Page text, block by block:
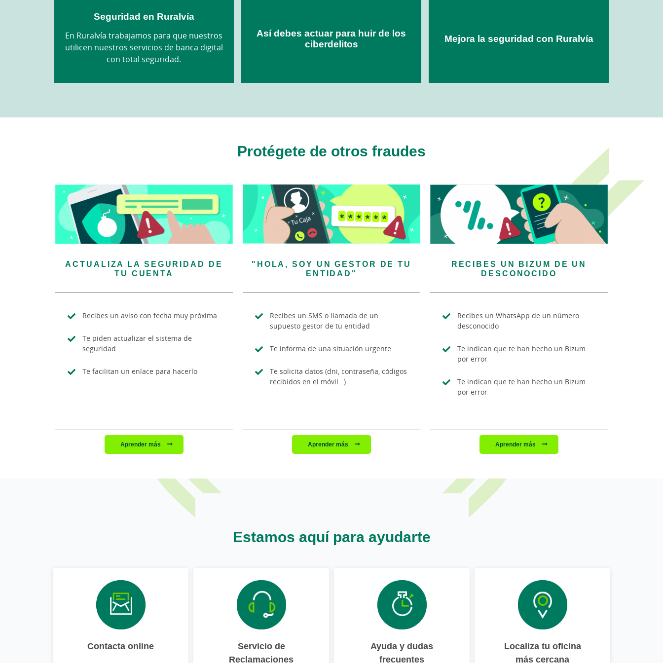
Seguridad en Ruralvía
En Ruralvía trabajamos para que nuestros
utilicen nuestros servicios de banca digital
con total seguridad.
Así debes actuar para huir de los
ciberdelitos
Mejora la seguridad con Ruralvía
Protégete de otros fraudes
ACTUALIZA LA SEGURIDAD DE
TU CUENTA
Recibes un aviso con fecha muy próxima
Te piden actualizar el sistema de
seguridad
Te facilitan un enlace para hacerlo
Aprender más
"HOLA, SOY UN GESTOR DE TU
ENTIDAD"
Recibes un SMS o llamada de un
supuesto gestor de tu entidad
Te informa de una situación urgente
Te solicita datos (dni, contraseña, códigos
recibidos en el móvil…)
Aprender más
RECIBES UN BIZUM DE UN
DESCONOCIDO
Recibes un WhatsApp de un número
desconocido
Te indican que te han hecho un Bizum
por error
Te indican que te han hecho un Bizum
por error
Aprender más
Estamos aquí para ayudarte
Contacta online
Servicio de
Reclamaciones
Ayuda y dudas
frecuentes
Localiza tu oficina
más cercana